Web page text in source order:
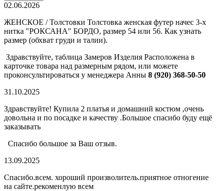
02.06.2026
ЖЕНСКОЕ / Толстовки Толстовка женская футер начес 3-х
нитка "РОКСАНА" БОРДО, размер 54 или 56. Как узнать
размер (обхват груди и талии).
Здравствуйте, таблица Замеров Изделия Расположена в
карточке товара над размерным рядом, или можете
проконсультироваться у менеджера Анны 8 (920) 368-50-50
31.10.2025
Здравствуйте! Купила 2 платья и домашний костюм ,очень
довольна и по посадке и качеству .Большое спасибо буду ещё
заказывать
Спасибо большое за Ваш отзыв.
13.09.2025
Спасибо.всем. хороший произволитель.приятное отногение
на сайте.рекоменлую всем